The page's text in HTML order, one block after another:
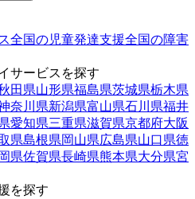
全国の児童発達支援全国の障害
サービスを探す
田県山形県福島県茨城県栃木県
奈川県新潟県富山県石川県福井
愛知県三重県滋賀県京都府大阪
県島根県岡山県広島県山口県徳
県佐賀県長崎県熊本県大分県宮
を探す